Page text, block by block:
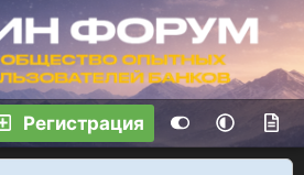
Регистрация